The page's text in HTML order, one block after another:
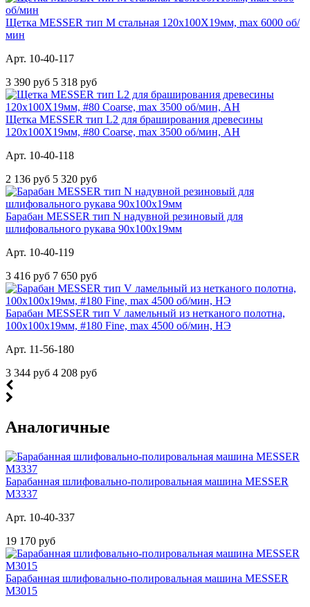
Щетка MESSER тип М стальная 120х100Х19мм, max 6000 об/
мин
Арт. 10-40-117
3 390 руб 5 318 руб
Щетка MESSER тип L2 для браширования древесины
120х100Х19мм, #80 Coarse, max 3500 об/мин, АН
Арт. 10-40-118
2 136 руб 5 320 руб
Барабан MESSER тип N надувной резиновый для
шлифовального рукава 90х100х19мм
Арт. 10-40-119
3 416 руб 7 650 руб
Барабан MESSER тип V ламельный из нетканого полотна,
100х100х19мм, #180 Fine, max 4500 об/мин, НЭ
Арт. 11-56-180
3 344 руб 4 208 руб
Аналогичные
Барабанная шлифовально-полировальная машина MESSER
M3337
Арт. 10-40-337
19 170 руб
Барабанная шлифовально-полировальная машина MESSER
M3015